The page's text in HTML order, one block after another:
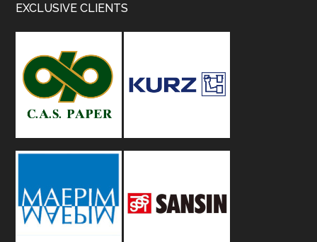
Footer
EXCLUSIVE CLIENTS